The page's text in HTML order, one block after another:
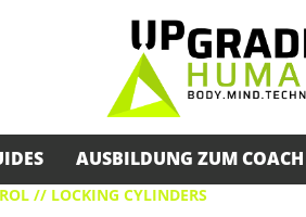
AUSBILDUNG ZUM COACH
// LOCKING CYLINDERS